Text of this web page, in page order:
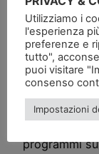
rantolare in
Mario Tozzi,
programmi
Utilizziamo i
l'esperienza
preferenze e
tutto",
puoi visitare
consenso
Impostazioni